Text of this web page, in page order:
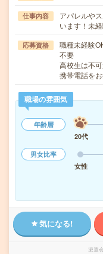
仕事内容
アパレルや
います！未
応募資格
職種未経験
不要
高校生は不
携帯電話を
職場の雰囲気
年齢層
20代
男女比率
女性
気になる!
派遣